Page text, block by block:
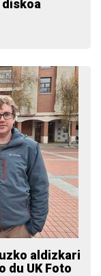
aldizkari
du UK Foto